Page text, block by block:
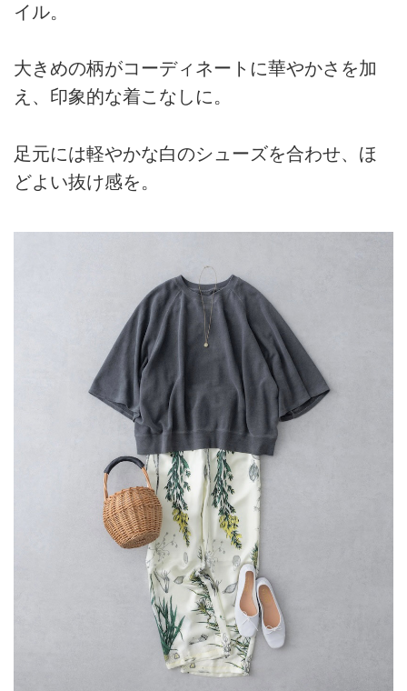
イル。
大きめの柄がコーディネートに華やかさを加
え、印象的な着こなしに。
足元には軽やかな白のシューズを合わせ、ほ
どよい抜け感を。